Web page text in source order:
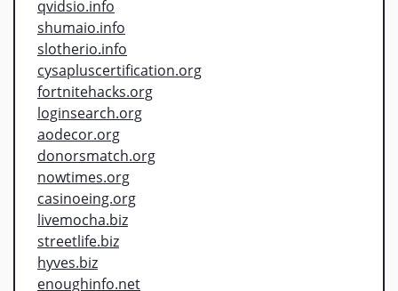
qvidsio.info
shumaio.info
slotherio.info
cysapluscertification.org
fortnitehacks.org
loginsearch.org
aodecor.org
donorsmatch.org
nowtimes.org
casinoeing.org
livemocha.biz
streetlife.biz
hyves.biz
enoughinfo.net